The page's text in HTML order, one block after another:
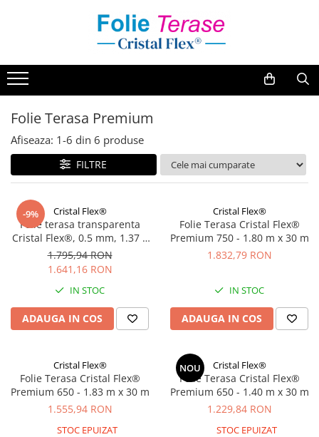
Folie Inchidere Terasa
Folie Inchidere Terasa Cristal Flex®
400
500
Folie Inchidere Terasa Cristal Flex®
800
Folie Terasa Cristal Flex® 1 mm
Folie Terasa Cristal Flex® 2 mm
Cristal Flex® cu Insertie
Folie Terasa Premium
Accesorii Inchidere terasa
Adeziv PVC
Bride / Butoni
Capse
Cureluse PVC
Fermoare
Sistem culisare prelata
Sistem culisare prelata D24
Folie Terasa Premium
Afiseaza: 1-6 din 6 produse
FILTRE
-9% Cristal Flex®
Folie terasa transparenta
Cristal Flex®, 0.5 mm, 1.37 x
dimensional, contractie
minima
1.795,94 RON
1.641,16 RON
IN STOC
ADAUGA IN COS
Cristal Flex®
Folie Terasa Cristal Flex®
Premium 750 - 1.80 m x 30 m
1.832,79 RON
IN STOC
ADAUGA IN COS
Cristal Flex®
Folie Terasa Cristal Flex®
Premium 650 - 1.83 m x 30 m
1.555,94 RON
STOC EPUIZAT
NOU Cristal Flex®
Folie Terasa Cristal Flex®
Premium 650 - 1.40 m x 30 m
1.229,84 RON
STOC EPUIZAT